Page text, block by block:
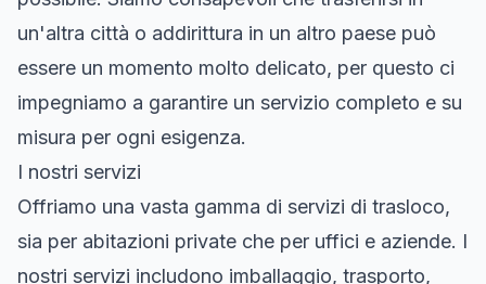
un'altra città o addirittura in un altro paese può
essere un momento molto delicato, per questo ci
impegniamo a garantire un servizio completo e su
misura per ogni esigenza.
I nostri servizi
Offriamo una vasta gamma di servizi di trasloco,
sia per abitazioni private che per uffici e aziende. I
nostri servizi includono imballaggio, trasporto,